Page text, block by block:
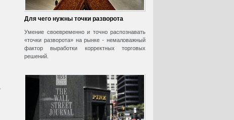
Для чего нужны точки разворота
Умение своевременно и точно распознавать
«точки разворота» на рынке - немаловажный
фактор выработки корректных торговых
решений.